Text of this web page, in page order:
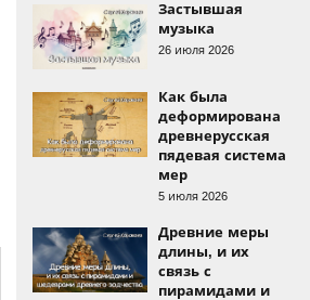
Застывшая
музыка
26 июля 2026
Как была
деформирована
древнерусская
пядевая система
мер
5 июля 2026
Древние меры
длины, и их
связь с
пирамидами и